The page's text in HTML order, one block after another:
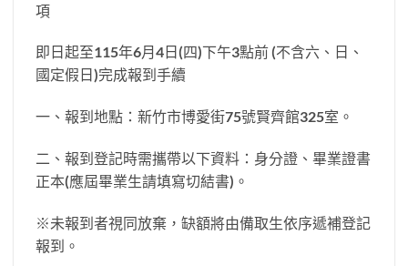
項
即日起至115年6月4日(四)下午3點前 (不含六、日、
國定假日)完成報到手續
一、報到地點：新竹市博愛街75號賢齊館325室。
二、報到登記時需攜帶以下資料：身分證、畢業證書
正本(應屆畢業生請填寫切結書)。
※未報到者視同放棄，缺額將由備取生依序遞補登記
報到。